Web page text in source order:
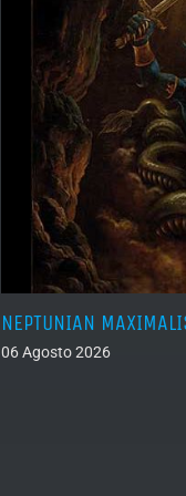
NEPTUNIAN
06 Agosto 2026